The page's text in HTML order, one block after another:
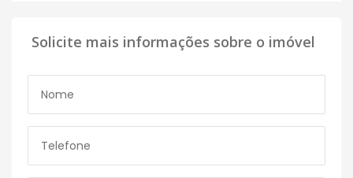
Solicite mais informações sobre o imóvel